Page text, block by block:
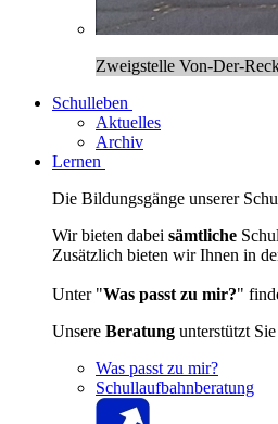
Zweigstelle Von-Der-
Schulleben
Aktuelles
Archiv
Lernen
Die Bildungsgänge unserer
Wir bieten dabei sämtliche
Zusätzlich bieten wir Ihnen in
Unter "Was passt zu mir?"
Unsere Beratung unterstützt
Was passt zu mir?
Schullaufbahnberatung